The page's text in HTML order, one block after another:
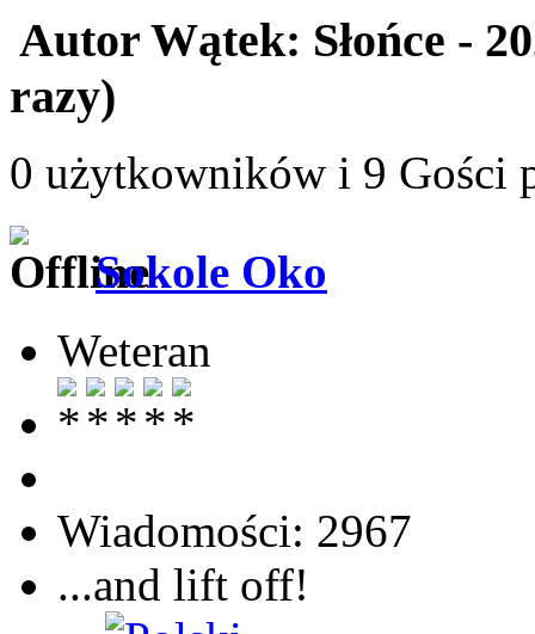
Autor Wątek: Słońce -
razy)
0 użytkowników i 9 Gości
Sokole Oko
Weteran
Wiadomości: 2967
...and lift off!